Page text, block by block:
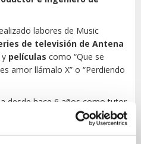
labores de Music
de televisión de Antena
y películas como “Que se
amor llámalo X” o “Perdiendo
desde hace 6 años como tutor
del Laboratorio de Arte